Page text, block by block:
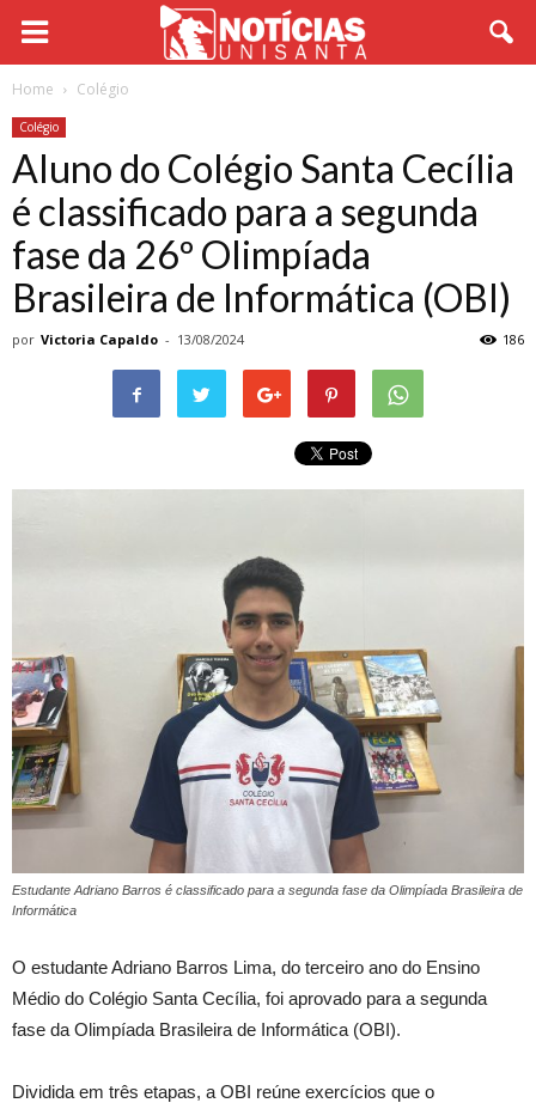
Home Colégio
Colégio
Aluno do Colégio Santa Cecília
é classificado para a segunda
fase da 26º Olimpíada
Brasileira de Informática (OBI)
por Victoria Capaldo - 13/08/2024 186
Estudante Adriano Barros é classificado para a segunda fase da Olimpíada Brasileira de
Informática
O estudante Adriano Barros Lima, do terceiro ano do Ensino
Médio do Colégio Santa Cecília, foi aprovado para a segunda
fase da Olimpíada Brasileira de Informática (OBI).
Dividida em três etapas, a OBI reúne exercícios que o